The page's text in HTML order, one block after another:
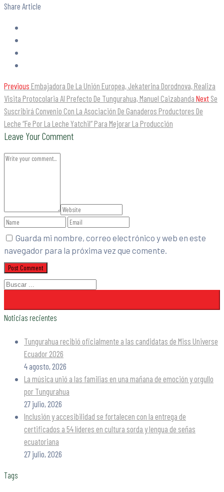
Share Article
Previous Embajadora De La Unión Europea, Jekaterina Dorodnova, Realiza
Visita Protocolaria Al Prefecto De Tungurahua, Manuel Caizabanda Next Se
Suscribirá Convenio Con La Asociación De Ganaderos Productores De
Leche “Fe Por La Leche Yatchil” Para Mejorar La Producción
Leave Your Comment
Guarda mi nombre, correo electrónico y web en este
navegador para la próxima vez que comente.
Noticias recientes
Tungurahua recibió oficialmente a las candidatas de Miss Universe
Ecuador 2026
4 agosto, 2026
La música unió a las familias en una mañana de emoción y orgullo
por Tungurahua
27 julio, 2026
Inclusión y accesibilidad se fortalecen con la entrega de
certificados a 54 líderes en cultura sorda y lengua de señas
ecuatoriana
27 julio, 2026
Tags